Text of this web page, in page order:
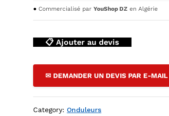
+ 2 IEC 310171 — YouShop DZ
● Commercialisé parYouShop DZ en Algérie
📋 Ajouter au devis
✉ DEMANDER UN DEVIS PAR E-MAIL
Category: Onduleurs